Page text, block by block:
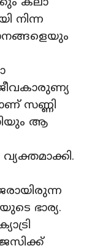
കലാ
നിന്ന
സണ്ണി
ആ
ഭാര്യ.